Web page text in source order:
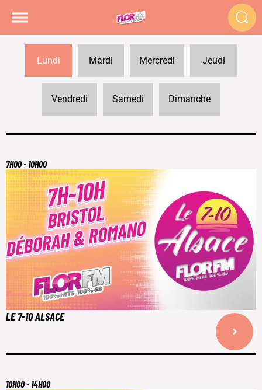
Lundi Mardi Mercredi Jeudi
Vendredi Samedi Dimanche
7H00 - 10H00
LE 7-10 ALSACE
10H00 - 14H00